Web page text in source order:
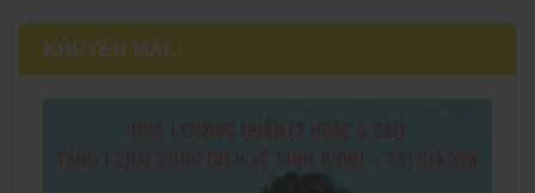
KHUYẾN MÃI: